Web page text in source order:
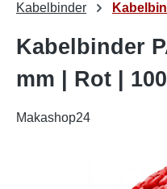
Kabelbinder
Kabelbinder
mm | Rot |
Makashop24
Bildergalerie überspringen